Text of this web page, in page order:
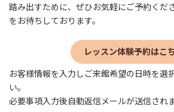
踏み出すために、ぜひお気軽にご予約くだ
をお待ちしております。
レッスン体験予約はこ
お客様情報を入力しご来館希望の日時を選
い。
必要事項入力後自動返信メールが送信されま